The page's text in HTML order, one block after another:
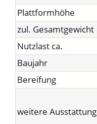
Plattformhöhe
zul. Gesamtgewicht
Nutzlast ca.
Baujahr
Bereifung
weitere Ausstattung